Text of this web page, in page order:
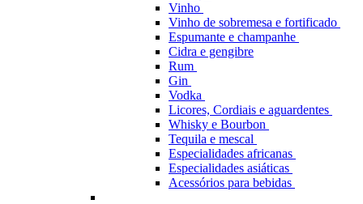
Vinho
Vinho de sobremesa e fortificado
Espumante e champanhe
Cidra e gengibre
Rum
Gin
Vodka
Licores, Cordiais e aguardentes
Whisky e Bourbon
Tequila e mescal
Especialidades africanas
Especialidades asiáticas
Acessórios para bebidas